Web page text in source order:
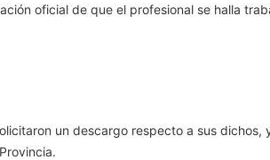
oficial de que el profesional se halla
un descargo respecto a sus